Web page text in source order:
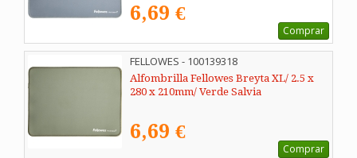
6,69 €
Comprar
FELLOWES - 100139318
Alfombrilla Fellowes Breyta XL/ 2.5 x
280 x 210mm/ Verde Salvia
6,69 €
Comprar